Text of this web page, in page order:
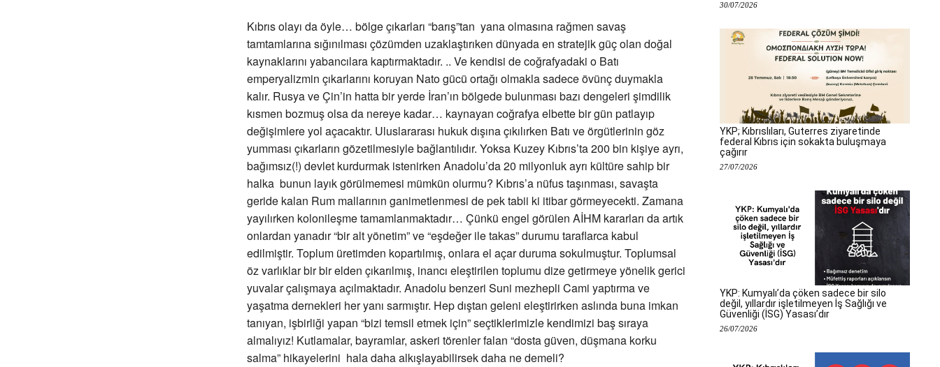
Kıbrıs olayı da öyle… bölge çıkarları “barış”tan yana olmasına rağmen savaş
tamtamlarına sığınılması çözümden uzaklaştırıken dünyada en stratejik güç olan doğal
kaynaklarını yabancılara kaptırmaktadır. .. Ve kendisi de coğrafyadaki o Batı
emperyalizmin çıkarlarını koruyan Nato gücü ortağı olmakla sadece övünç duymakla
kalır. Rusya ve Çin’in hatta bir yerde İran’ın bölgede bulunması bazı dengeleri şimdilik
kısmen bozmuş olsa da nereye kadar… kaynayan coğrafya elbette bir gün patlayıp
değişimlere yol açacaktır. Uluslararası hukuk dışına çıkılırken Batı ve örgütlerinin göz
yumması çıkarların gözetilmesiyle bağlantılıdır. Yoksa Kuzey Kıbrıs’ta 200 bin kişiye ayrı,
bağımsız(!) devlet kurdurmak istenirken Anadolu’da 20 milyonluk ayrı kültüre sahip bir
halka bunun layık görülmemesi mümkün olurmu? Kıbrıs’a nüfus taşınması, savaşta
geride kalan Rum mallarının ganimetlenmesi de pek tabii ki itibar görmeyecekti. Zamana
yayılırken kolonileşme tamamlanmaktadır… Çünkü engel görülen AİHM kararları da artık
onlardan yanadır “bir alt yönetim” ve “eşdeğer ile takas” durumu taraflarca kabul
edilmiştir. Toplum üretimden kopartılmış, onlara el açar duruma sokulmuştur. Toplumsal
öz varlıklar bir bir elden çıkarılmış, inancı eleştirilen toplumu dize getirmeye yönelik gerici
yuvalar çalışmaya açılmaktadır. Anadolu benzeri Suni mezhepli Cami yaptırma ve
yaşatma dernekleri her yanı sarmıştır. Hep dıştan geleni eleştirirken aslında buna imkan
tanıyan, işbirliği yapan “bizi temsil etmek için” seçtiklerimizle kendimizi baş sıraya
almalıyız! Kutlamalar, bayramlar, askeri törenler falan “dosta güven, düşmana korku
salma” hikayelerini hala daha alkışlayabilirsek daha ne demeli?
30/07/2026
YKP; Kıbrıslıları, Guterres ziyaretinde
federal Kıbrıs için sokakta buluşmaya
çağırır
27/07/2026
YKP: Kumyalı’da çöken sadece bir silo
değil, yıllardır işletilmeyen İş Sağlığı ve
Güvenliği (İSG) Yasası’dır
26/07/2026